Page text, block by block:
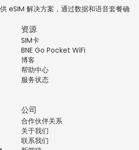
eSIM 解决方案，通过数据和语音套餐确
资源
SIM卡
BNE Go Pocket WiFi
博客
帮助中心
服务状态
公司
合作伙伴关系
关于我们
联系我们